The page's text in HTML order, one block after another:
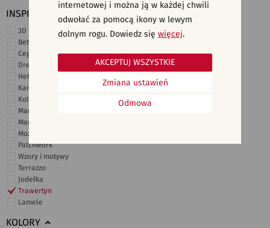
INSPIRACJE
3D i struktury
Beton
Cegiełki
Drewno
Heksagonalne
Kamień
Kolor
Marmur
Marokańskie
Mozaika
Patchwork
Wzory i motywy
Terrazzo
Jodełka
Trawertyn
Lamele
KOLORY
internetowej i można ją w każdej chwili
odwołać za pomocą ikony w lewym
dolnym rogu. Dowiedz się więcej.
Odmowa
Zmiana ustawień
AKCEPTUJ WSZYSTKIE